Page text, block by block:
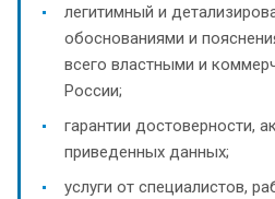
легитимный и
обоснованиями и
всего властными и
России;
гарантии достоверности,
приведенных данных;
услуги от специалистов,